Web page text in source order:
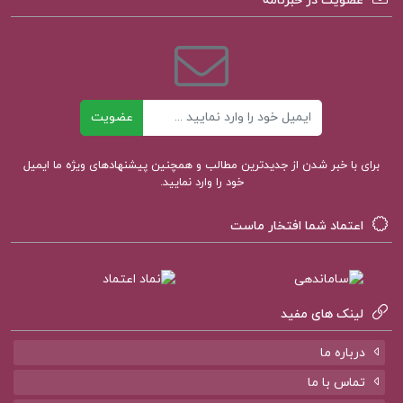
بخش اول: با نامی دیگر هم، باز همین رنگ و بو را
خواهد داشت
بخش دوم: حقه های کاری
خرید کتاب بی شعوری تا همیشه
عضویت
برای با خبر شدن از جدیدترین مطالب و همچنین پیشنهادهای ویژه ما ایمیل
خود را وارد نمایید.
اعتماد شما افتخار ماست
لینک های مفید
درباره ما
تماس با ما